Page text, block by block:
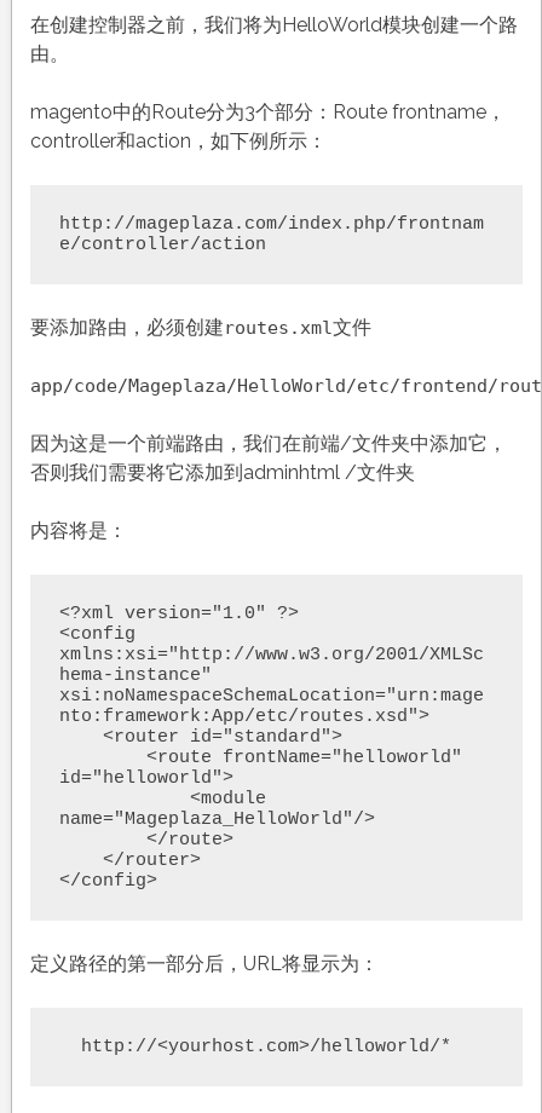
在创建控制器之前，我们将为HelloWorld模块创建一个路
由。
magento中的Route分为3个部分：Route frontname，
controller和action，如下例所示：
http://mageplaza.com/index.php/frontnam
e/controller/action
要添加路由，必须创建routes.xml文件
app/code/Mageplaza/HelloWorld/etc/frontend/
因为这是一个前端路由，我们在前端/文件夹中添加它，
否则我们需要将它添加到adminhtml /文件夹
内容将是：
<?xml version="1.0" ?>
<config
xmlns:xsi="http://www.w3.org/2001/XMLSc
hema-instance"
xsi:noNamespaceSchemaLocation="urn:mage
nto:framework:App/etc/routes.xsd">
id="helloworld">
name="Mageplaza_HelloWorld"/>
</config>
定义路径的第一部分后，URL将显示为：
  http://<yourhost.com>/helloworld/*